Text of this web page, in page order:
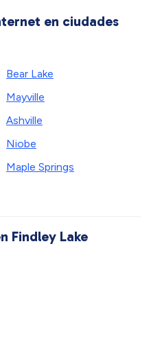
en ciudades
Bear Lake
Mayville
Ashville
Niobe
Maple Springs
Findley Lake